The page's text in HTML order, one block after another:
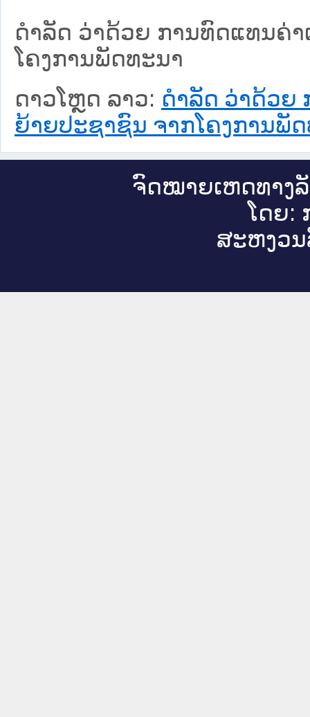
ດຳລັດ ວ່າດ້ວຍ ການທົດແທນຄ່
ໂຄງການພັດທະນາ
ດາວໂຫຼດ ລາວ: ດຳລັດ ວ່າດ້ວຍ
ຍ້າຍປະຊາຊົນ ຈາກໂຄງການພັ
ຈົດ​ໝາຍ​ເຫດ​ທາງ​
ໂດຍ:
ສະ​ຫງວນ​